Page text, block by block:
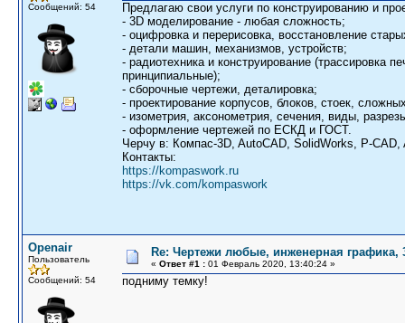
Сообщений: 54
Предлагаю свои услуги по конструированию и
- 3D моделирование - любая сложность;
- оцифровка и перерисовка, восстановление
- детали машин, механизмов, устройств;
- радиотехника и конструирование (трассировка
принципиальные);
- сборочные чертежи, деталировка;
- проектирование корпусов, блоков, стоек,
- изометрия, аксонометрия, сечения, виды,
- оформление чертежей по ЕСКД и ГОСТ.
Черчу в: Компас-3D, AutoCAD, SolidWorks, P-CAD,
Контакты:
https://kompaswork.ru
https://vk.com/kompaswork
Openair
Пользователь
Сообщений: 54
Re: Чертежи любые, инженерная графика,
« Ответ #1 : 01 Февраль 2020, 13:40:24 »
подниму темку!